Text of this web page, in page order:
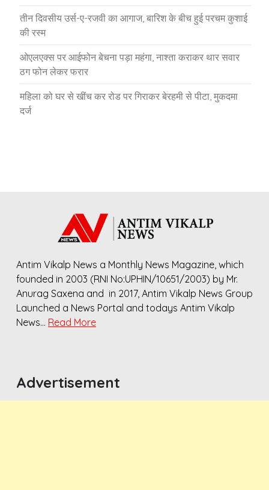
तीन दिवसीय उर्स-ए-रजवी का आगाज, बारिश के बीच हुई परचम कुशाई
की रस्म
ओएलएक्स पर आईफोन बेचना पड़ा महंगा, नाश्ता कराकर थार सवार
ठग फोन लेकर फरार
महिला को घर से खींच कर रोड पर गिराकर बेरहमी से पीटा, मुकदमा
दर्ज
Antim Vikalp News a Monthly News Magazine, which
founded in 2003 (RNI No:UPHIN/10651/2003) by Mr.
Anurag Saxena and in 2017, Antim Vikalp News Group
Launched a News Portal and todays Antim Vikalp
News… Read More
Advertisement